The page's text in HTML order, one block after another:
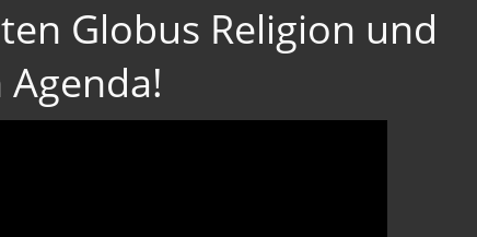
Globus Religion und